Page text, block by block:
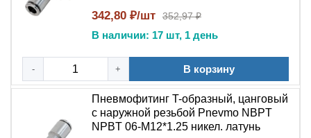
342,80 ₽/шт 352,97 ₽
В наличии: 17 шт, 1 день
- + В корзину
Пневмофитинг T-образный, цанговый
с наружной резьбой Pnevmo NBPT
NPBT 06-M12*1.25 никел. латунь